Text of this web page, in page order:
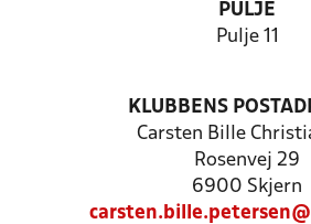
PULJE
Pulje 11
KLUBBENS
Carsten Bille
Rosenvej 29
6900 Skjern